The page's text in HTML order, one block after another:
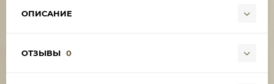
ОПИСАНИЕ
ОТЗЫВЫ 0